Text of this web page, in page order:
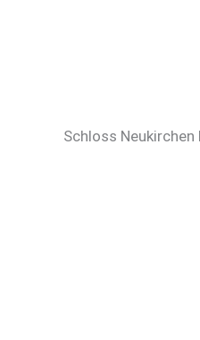
Schloss Neukirchen